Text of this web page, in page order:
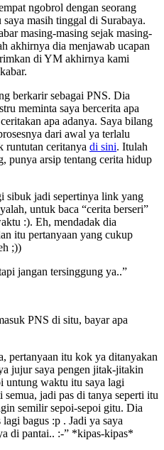
ngobrol dengan seorang
masih tinggal di Surabaya.
masing-masing sejak masing-
akhirnya dia menjawab ucapan
di YM akhirnya kami
berkarir sebagai PNS. Dia
meminta saya bercerita apa
apa adanya. Saya bilang
dari awal ya terlalu
runtutan ceritanya di sini. Itulah
punya arsip tentang cerita hidup
sibuk jadi sepertinya link yang
untuk baca “cerita berseri”
:). Eh, mendadak dia
itu pertanyaan yang cukup
;))
jangan tersinggung ya..”
PNS di situ, bayar apa
pertanyaan itu kok ya ditanyakan
jujur saya pengen jitak-jitakin
untung waktu itu saya lagi
jadi pas di tanya seperti itu
semilir sepoi-sepoi gitu. Dia
bagus :p . Jadi ya saya
di pantai.. :-” *kipas-kipas*